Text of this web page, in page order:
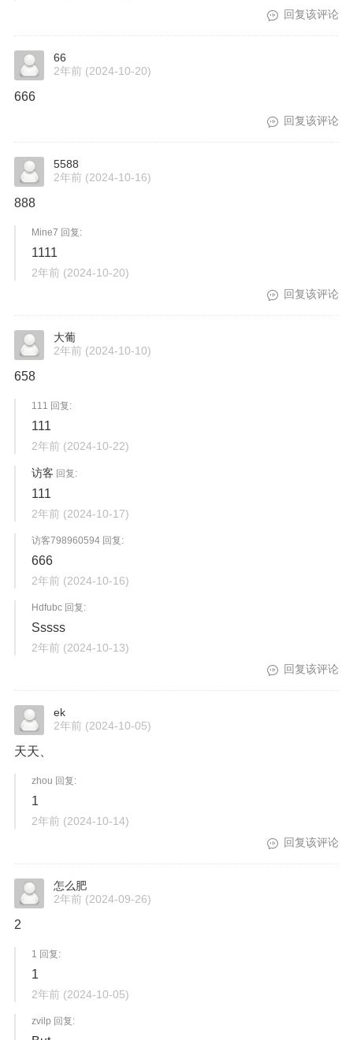
回复该评论
66
2年前 (2024-10-20)
666
回复该评论
5588
2年前 (2024-10-16)
888
Mine7 回复:
1111
2年前 (2024-10-20)
回复该评论
大葡
2年前 (2024-10-10)
658
111 回复:
111
2年前 (2024-10-22)
访客 回复:
111
2年前 (2024-10-17)
访客798960594 回复:
666
2年前 (2024-10-16)
Hdfubc 回复:
Sssss
2年前 (2024-10-13)
回复该评论
ek
2年前 (2024-10-05)
天天、
zhou 回复:
1
2年前 (2024-10-14)
回复该评论
怎么肥
2年前 (2024-09-26)
2
1 回复:
1
2年前 (2024-10-05)
zvilp 回复: